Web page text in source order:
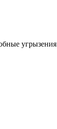
угрызения